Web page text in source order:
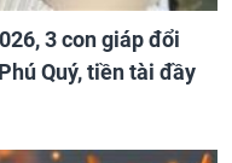
3 con giáp đổi
Quý, tiền tài đầy